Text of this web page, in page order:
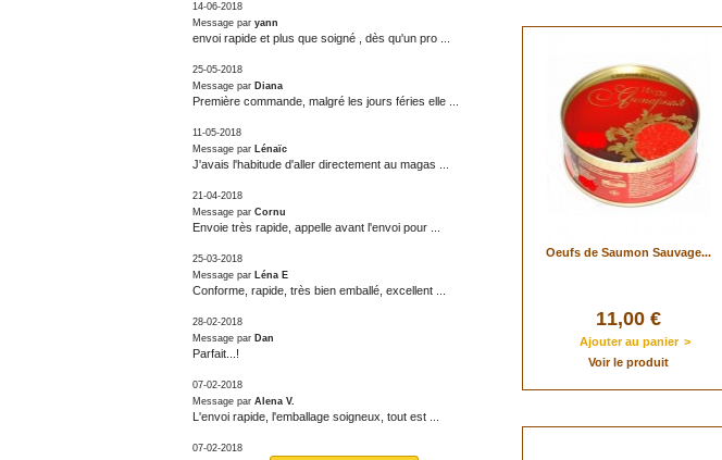
14-06-2018
Message par yann
envoi rapide et plus que soigné , dès qu'un pro ...
25-05-2018
Message par Diana
Première commande, malgré les jours féries elle ...
11-05-2018
Message par Lénaïc
J'avais l'habitude d'aller directement au magas ...
21-04-2018
Message par Cornu
Envoie très rapide, appelle avant l'envoi pour ...
25-03-2018
Message par Léna E
Conforme, rapide, très bien emballé, excellent ...
28-02-2018
Message par Dan
Parfait...!
07-02-2018
Message par Alena V.
L'envoi rapide, l'emballage soigneux, tout est ...
07-02-2018
Oeufs de Saumon Sauvage...
11,00 €
Ajouter au panier >
Voir le produit